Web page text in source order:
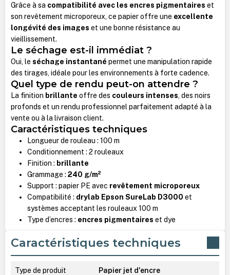
Grâce à sa compatibilité avec les encres pigmentaires et
son revêtement microporeux, ce papier offre une excellente
longévité des images et une bonne résistance au
vieillissement.
Le séchage est-il immédiat ?
Oui, le séchage instantané permet une manipulation rapide
des tirages, idéale pour les environnements à forte cadence.
Quel type de rendu peut-on attendre ?
La finition brillante offre des couleurs intenses, des noirs
profonds et un rendu professionnel parfaitement adapté à la
vente ou à la livraison client.
Caractéristiques techniques
Longueur de rouleau : 100 m
Conditionnement : 2 rouleaux
Finition : brillante
Grammage : 240 g/m²
Support : papier PE avec revêtement microporeux
Compatibilité : drylab Epson SureLab D3000 et
systèmes acceptant les rouleaux 100 m
Type d’encres : encres pigmentaires et dye
Caractéristiques techniques
Type de produit Papier jet d'encre